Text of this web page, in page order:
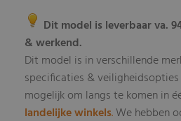
Dit model is leverbaar va.
& werkend.
Dit model is in verschillende
specificaties &
mogelijk om langs te komen in
landelijke winkels.We hebben